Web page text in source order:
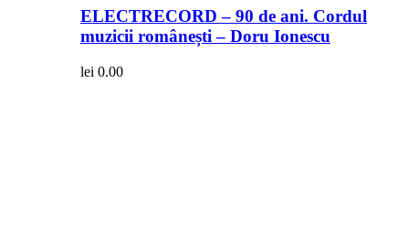
ELECTRECORD – 90 de ani. Cordul
muzicii românești – Doru Ionescu
lei 0.00